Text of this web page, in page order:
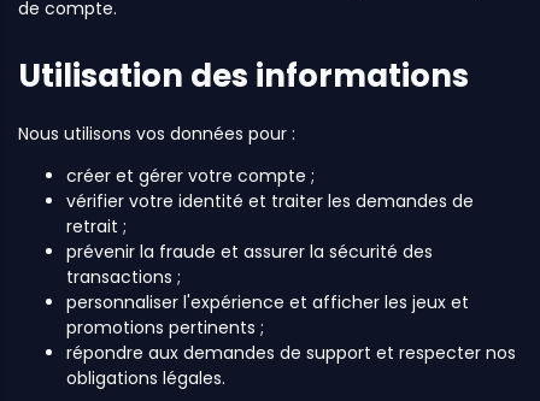
de compte.
Utilisation des informations
Nous utilisons vos données pour :
créer et gérer votre compte ;
vérifier votre identité et traiter les demandes de
retrait ;
prévenir la fraude et assurer la sécurité des
transactions ;
personnaliser l'expérience et afficher les jeux et
promotions pertinents ;
répondre aux demandes de support et respecter nos
obligations légales.